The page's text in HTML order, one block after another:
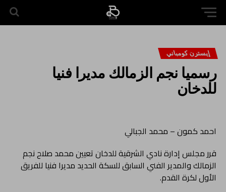
إيسترن كومباني
رسميا نجم الزمالك مديرا فنيا
للدخان
احمد كمون – محمد الجبالي
قرر مجلس إدارة نادي الشرقية للدخان تعيين محمد صلاح نجم
الزمالك والمدير الفني السابق للسكة الحديد مديرا فنيا للفريق
الأول لكرة القدم.